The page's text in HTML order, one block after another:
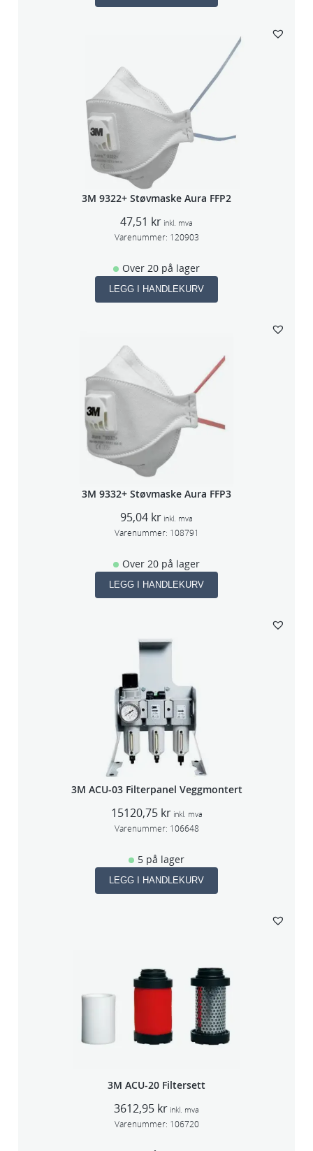
3M 9322+ Støvmaske Aura FFP2
47,51 kr inkl. mva
Varenummer: 120903
Over 20 på lager
LEGG I HANDLEKURV
3M 9332+ Støvmaske Aura FFP3
95,04 kr inkl. mva
Varenummer: 108791
Over 20 på lager
LEGG I HANDLEKURV
3M ACU-03 Filterpanel Veggmontert
15120,75 kr inkl. mva
Varenummer: 106648
5 på lager
LEGG I HANDLEKURV
3M ACU-20 Filtersett
3612,95 kr inkl. mva
Varenummer: 106720